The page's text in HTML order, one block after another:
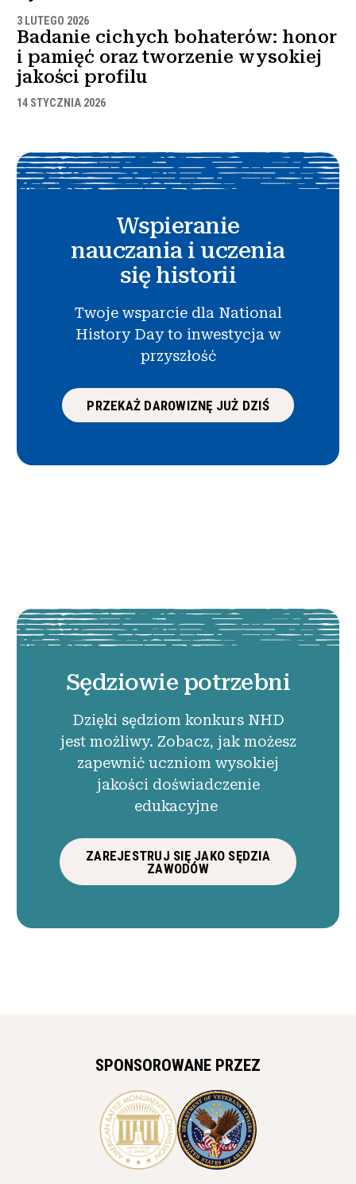
3 LUTEGO 2026
Badanie cichych bohaterów: honor
i pamięć oraz tworzenie wysokiej
jakości profilu
14 STYCZNIA 2026
Wspieranie
nauczania i uczenia
się historii
Twoje wsparcie dla National
History Day to inwestycja w
przyszłość
PRZEKAŻ DAROWIZNĘ JUŻ DZIŚ
Sędziowie potrzebni
Dzięki sędziom konkurs NHD
jest możliwy. Zobacz, jak możesz
zapewnić uczniom wysokiej
jakości doświadczenie
edukacyjne
ZAREJESTRUJ SIĘ JAKO SĘDZIA
ZAWODÓW
SPONSOROWANE PRZEZ